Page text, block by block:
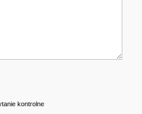
kontrolne